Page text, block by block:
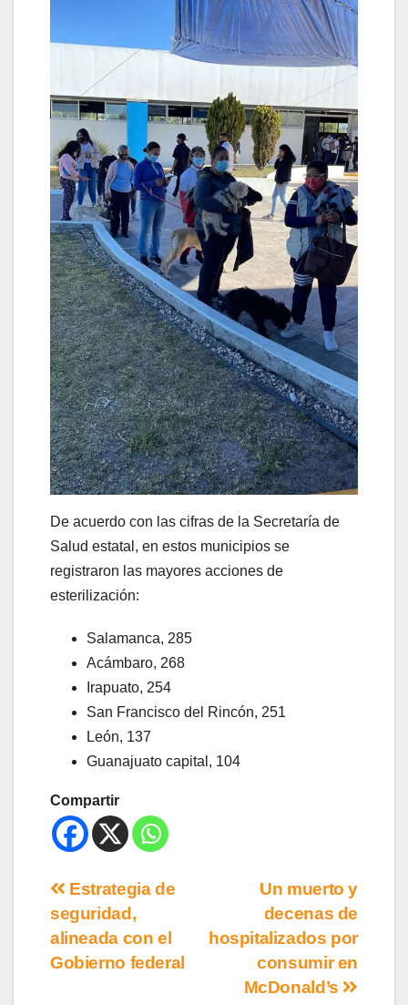
De acuerdo con las cifras de la Secretaría de
Salud estatal, en estos municipios se
registraron las mayores acciones de
esterilización:
Salamanca, 285
Acámbaro, 268
Irapuato, 254
San Francisco del Rincón, 251
León, 137
Guanajuato capital, 104
Compartir
Un muerto y
decenas de
hospitalizados por
consumir en
McDonald’s
Estrategia de
seguridad,
alineada con el
Gobierno federal